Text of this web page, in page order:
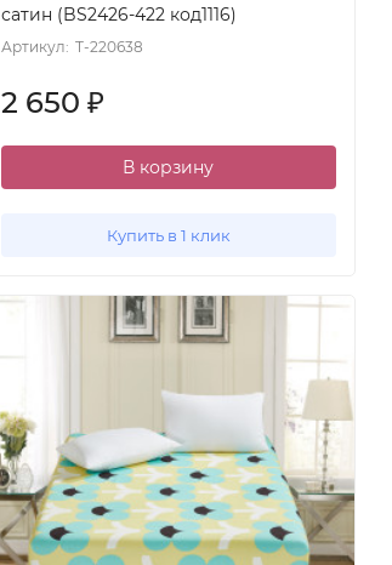
сатин (BS2426-422 код1116)
Артикул: T-220638
2 650 ₽
В корзину
Купить в 1 клик